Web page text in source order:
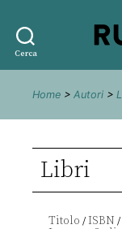
Cerca
Home > Autori > L
Libri
Titolo /ISBN /